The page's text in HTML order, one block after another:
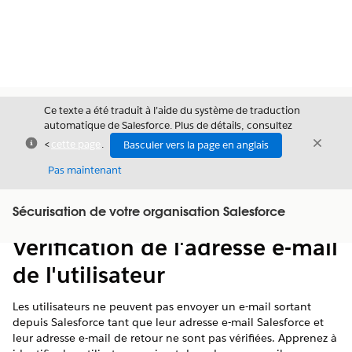
Fermer
Ce texte a été traduit à l’aide du système de traduction
automatique de Salesforce. Plus de détails, consultez
<cette page .
Basculer vers la page en anglais
Pas maintenant
Fermer
Sécurisation de votre organisation Salesforce
Afficher la table des matières
Table des
Vérification de l'adresse e-mail
de l'utilisateur
Les utilisateurs ne peuvent pas envoyer un e-mail sortant
depuis Salesforce tant que leur adresse e-mail Salesforce et
leur adresse e-mail de retour ne sont pas vérifiées. Apprenez à